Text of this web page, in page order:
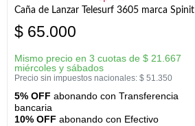
Caña de Lanzar Telesurf 3605 marca Spinit
$ 65.000
Mismo precio en 3 cuotas de $ 21.667
miércoles y sábados
Precio sin impuestos nacionales: $ 51.350
5% OFF abonando con Transferencia
bancaria
10% OFF abonando con Efectivo